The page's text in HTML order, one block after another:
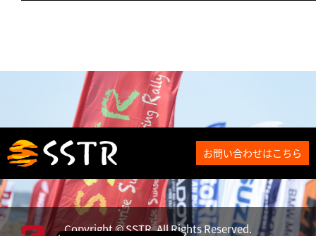
お問い合わせはこちら
Copyright © SSTR. All Rights Reserved.